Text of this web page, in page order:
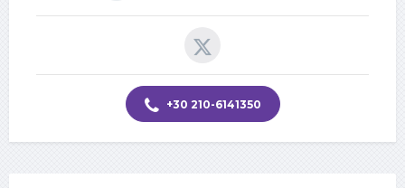
+30 210-6141350